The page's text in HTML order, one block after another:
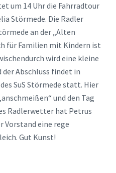
um 14 Uhr die Fahrradtour
Störmede. Die Radler
an der „Alten
für Familien mit Kindern ist
wird eine kleine
Abschluss findet in
SuS Störmede statt. Hier
und den Tag
Radlerwetter hat Petrus
Vorstand eine rege
Gut Kunst!